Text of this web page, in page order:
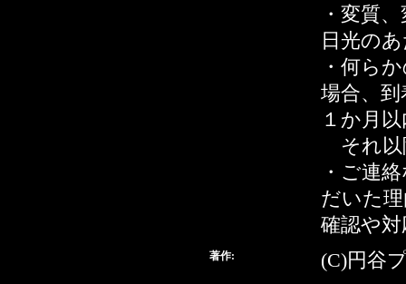
・変質
日光の
・何ら
場合、
１か月
それ以
・ご連
だいた
確認や
著作: (C)円谷